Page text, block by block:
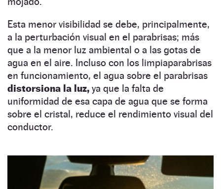
Esta menor visibilidad se debe, principalmente,
a la perturbación visual en el parabrisas; más
que a la menor luz ambiental o a las gotas de
agua en el aire. Incluso con los limpiaparabrisas
en funcionamiento, el agua sobre el parabrisas
distorsiona la luz, ya que la falta de
uniformidad de esa capa de agua que se forma
sobre el cristal, reduce el rendimiento visual del
conductor.